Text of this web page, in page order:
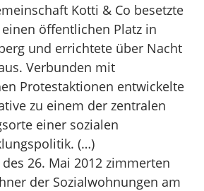
Kotti & Co besetzte
öffentlichen Platz in
und errichtete über Nacht
Verbunden mit
Protestaktionen entwickelte
zu einem der zentralen
einer sozialen
(…)
26. Mai 2012 zimmerten
der Sozialwohnungen am